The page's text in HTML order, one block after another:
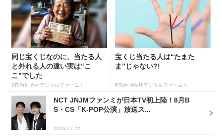
同じ宝くじなのに、当たる人
と外れる人の違い実は“こ
こ”でした
PR(合同会社デジタルファーム )
宝くじ当たる人は“たまた
ま”じゃない?!
PR(合同会社デジタルファーム )
NCT JNJMファンミが日本TV初上陸！8月B
S・CS「K-POP公演」放送ス...
2026.07.22